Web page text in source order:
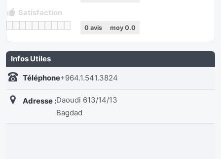
Satisfaction
0 avis moy 0.0
Infos Utiles
Téléphone+964.1.541.3824
Adresse :Daoudi 613/14/13
Bagdad